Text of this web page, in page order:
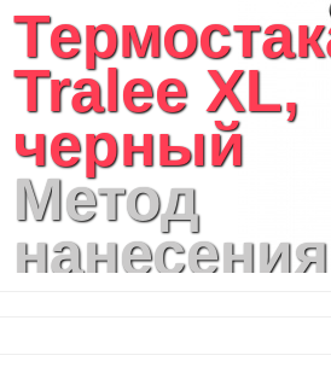
Tralee XL,
черный
Метод
нанесения